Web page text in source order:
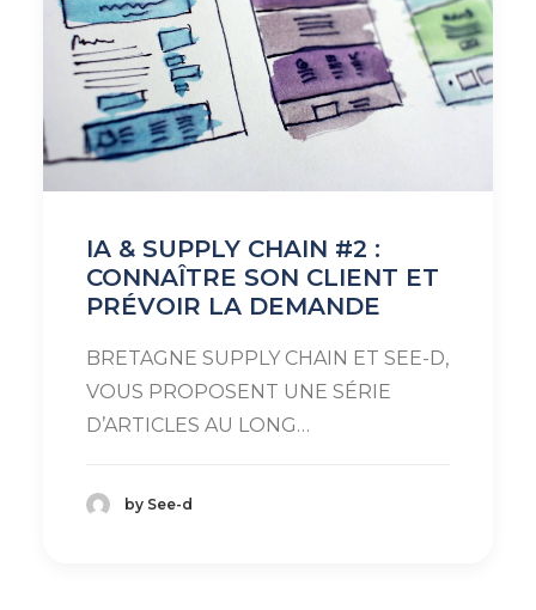
IA & SUPPLY CHAIN #2 :
CONNAÎTRE SON CLIENT ET
PRÉVOIR LA DEMANDE
BRETAGNE SUPPLY CHAIN ET SEE-D,
VOUS PROPOSENT UNE SÉRIE
D’ARTICLES AU LONG…
by See-d